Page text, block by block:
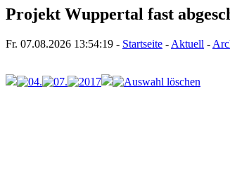
Projekt Wuppertal fast
Fr. 07.08.2026 13:54:19 - Startseite - Aktuell -